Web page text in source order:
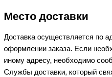
Место доставки
Доставка осуществляется по
оформлении заказа. Если
иному адресу, необходимо
Службы доставки, который